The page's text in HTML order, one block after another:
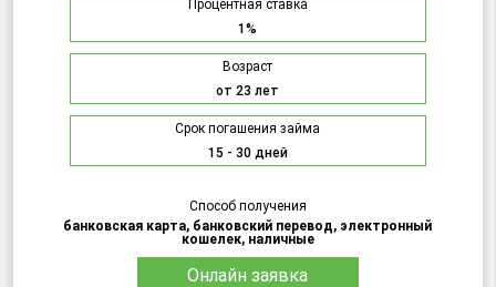
Процентная ставка
1%
Возраст
от 23 лет
Срок погашения займа
15 - 30 дней
Способ получения
банковская карта, банковский перевод, электронный
кошелек, наличные
Онлайн заявка